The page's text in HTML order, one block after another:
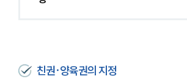
친권·양육권의 지정